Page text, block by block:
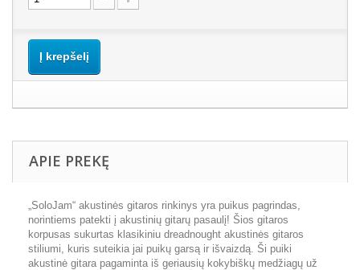
Į krepšelį
APIE PREKĘ
„SoloJam“ akustinės gitaros rinkinys yra puikus pagrindas,
norintiems patekti į akustinių gitarų pasaulį! Šios gitaros
korpusas sukurtas klasikiniu dreadnought akustinės gitaros
stiliumi, kuris suteikia jai puikų garsą ir išvaizdą. Ši puiki
akustinė gitara pagaminta iš geriausių kokybiškų medžiagų už